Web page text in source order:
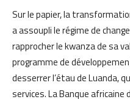
Sur le papier, la
a assoupli le régime de
rapprocher le kwanza de sa
programme de
desserrer l’étau de Luanda,
services. La Banque